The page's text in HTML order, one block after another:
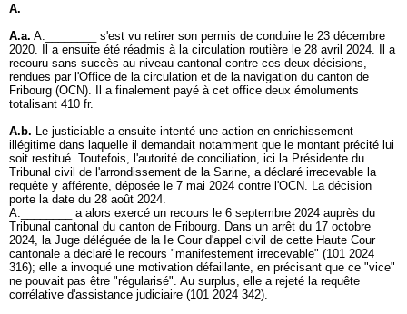
A.
A.a. A.________ s'est vu retirer son permis de conduire le 23 décembre
2020. Il a ensuite été réadmis à la circulation routière le 28 avril 2024. Il a
recouru sans succès au niveau cantonal contre ces deux décisions,
rendues par l'Office de la circulation et de la navigation du canton de
Fribourg (OCN). Il a finalement payé à cet office deux émoluments
totalisant 410 fr.
A.b. Le justiciable a ensuite intenté une action en enrichissement
illégitime dans laquelle il demandait notamment que le montant précité lui
soit restitué. Toutefois, l'autorité de conciliation, ici la Présidente du
Tribunal civil de l'arrondissement de la Sarine, a déclaré irrecevable la
requête y afférente, déposée le 7 mai 2024 contre l'OCN. La décision
porte la date du 28 août 2024.
A.________ a alors exercé un recours le 6 septembre 2024 auprès du
Tribunal cantonal du canton de Fribourg. Dans un arrêt du 17 octobre
2024, la Juge déléguée de la Ie Cour d'appel civil de cette Haute Cour
cantonale a déclaré le recours "manifestement irrecevable" (101 2024
316); elle a invoqué une motivation défaillante, en précisant que ce "vice"
ne pouvait pas être "régularisé". Au surplus, elle a rejeté la requête
corrélative d'assistance judiciaire (101 2024 342).